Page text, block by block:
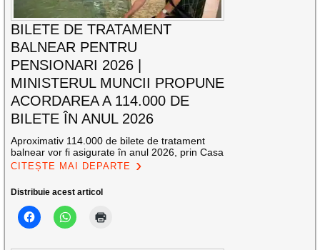
BILETE DE TRATAMENT
BALNEAR PENTRU
PENSIONARI 2026 |
MINISTERUL MUNCII PROPUNE
ACORDAREA A 114.000 DE
BILETE ÎN ANUL 2026
Aproximativ 114.000 de bilete de tratament
balnear vor fi asigurate în anul 2026, prin Casa
CITEȘTE MAI DEPARTE
Distribuie acest articol